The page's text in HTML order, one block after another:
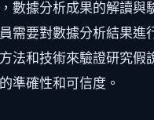
數據分析成果的解讀與
需要對數據分析結果進
法和技術來驗證研究假
準確性和可信度。